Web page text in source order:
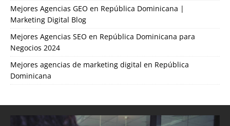
Mejores Agencias GEO en República Dominicana |
Marketing Digital Blog
Mejores Agencias SEO en República Dominicana para
Negocios 2024
Mejores agencias de marketing digital en República
Dominicana